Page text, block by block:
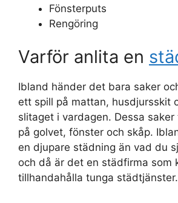
Fönsterputs
Rengöring
Varför anlita en
Ibland händer det bara saker
ett spill på mattan, husdjursskit
slitaget i vardagen. Dessa
på golvet, fönster och skåp.
en djupare städning än vad du
och då är det en städfirma som
tillhandahålla tunga städtjänster.